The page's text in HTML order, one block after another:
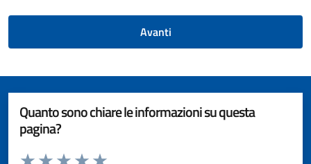
Avanti
Quanto sono chiare le informazioni su questa
pagina?
Valuta da 1 a 5 stelle la pagina